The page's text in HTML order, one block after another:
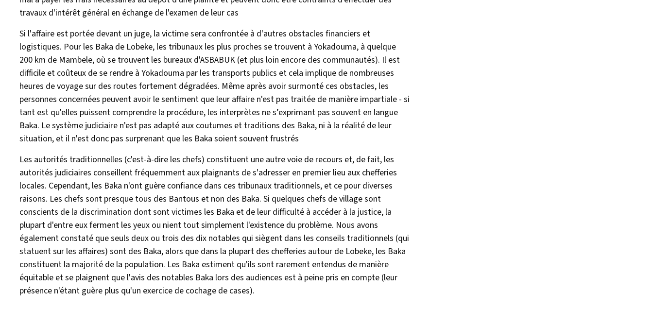
travaux d'intérêt général en échange de l'examen de leur cas
Si l'affaire est portée devant un juge, la victime sera confrontée à d'autres obstacles financiers et
logistiques. Pour les Baka de Lobeke, les tribunaux les plus proches se trouvent à Yokadouma, à quelque
200 km de Mambele, où se trouvent les bureaux d'ASBABUK (et plus loin encore des communautés). Il est
difficile et coûteux de se rendre à Yokadouma par les transports publics et cela implique de nombreuses
heures de voyage sur des routes fortement dégradées. Même après avoir surmonté ces obstacles, les
personnes concernées peuvent avoir le sentiment que leur affaire n'est pas traitée de manière impartiale - si
tant est qu'elles puissent comprendre la procédure, les interprètes ne s’exprimant pas souvent en langue
Baka. Le système judiciaire n'est pas adapté aux coutumes et traditions des Baka, ni à la réalité de leur
situation, et il n'est donc pas surprenant que les Baka soient souvent frustrés
Les autorités traditionnelles (c'est-à-dire les chefs) constituent une autre voie de recours et, de fait, les
autorités judiciaires conseillent fréquemment aux plaignants de s'adresser en premier lieu aux chefferies
locales. Cependant, les Baka n'ont guère confiance dans ces tribunaux traditionnels, et ce pour diverses
raisons. Les chefs sont presque tous des Bantous et non des Baka. Si quelques chefs de village sont
conscients de la discrimination dont sont victimes les Baka et de leur difficulté à accéder à la justice, la
plupart d'entre eux ferment les yeux ou nient tout simplement l'existence du problème. Nous avons
également constaté que seuls deux ou trois des dix notables qui siègent dans les conseils traditionnels (qui
statuent sur les affaires) sont des Baka, alors que dans la plupart des chefferies autour de Lobeke, les Baka
constituent la majorité de la population. Les Baka estiment qu'ils sont rarement entendus de manière
équitable et se plaignent que l'avis des notables Baka lors des audiences est à peine pris en compte (leur
présence n'étant guère plus qu'un exercice de cochage de cases).